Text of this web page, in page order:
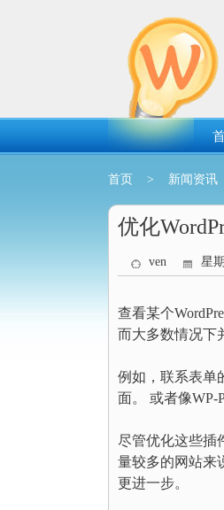
首页 > 新闻资讯
优化
ven 星
查看某个
而大多数情况下
例如，联系表单
面。 或者像WP-
尽管优化这些插
量较多的网站来
更进一步。